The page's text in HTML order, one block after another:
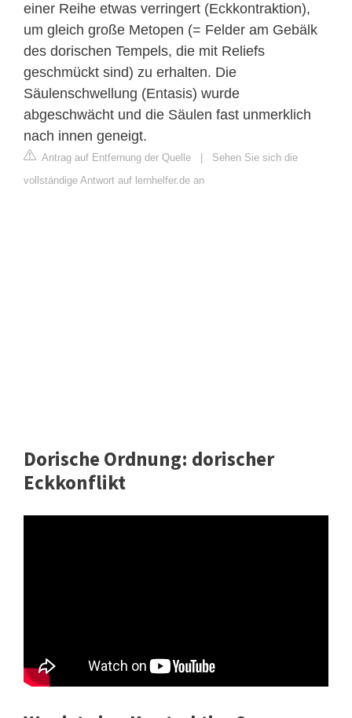
einer Reihe etwas verringert (Eckkontraktion),
um gleich große Metopen (= Felder am Gebälk
des dorischen Tempels, die mit Reliefs
geschmückt sind) zu erhalten. Die
Säulenschwellung (Entasis) wurde
abgeschwächt und die Säulen fast unmerklich
nach innen geneigt.
Antrag auf Entfernung der Quelle
Sehen Sie sich die
vollständige Antwort auf lernhelfer.de an
Dorische Ordnung: dorischer
Eckkonflikt